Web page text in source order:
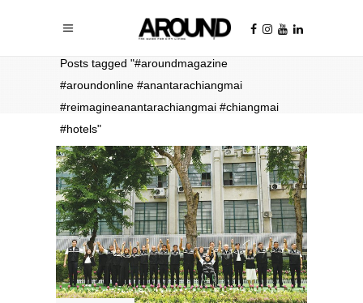
Posts tagged "#aroundmagazine
#aroundonline #anantarachiangmai
#reimagineanantarachiangmai #chiangmai
#hotels"